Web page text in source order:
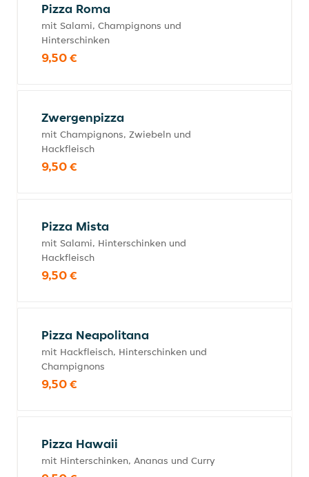
Pizza Roma
mit Salami, Champignons und
Hinterschinken
9,50 €
Zwergenpizza
mit Champignons, Zwiebeln und
Hackfleisch
9,50 €
Pizza Mista
mit Salami, Hinterschinken und
Hackfleisch
9,50 €
Pizza Neapolitana
mit Hackfleisch, Hinterschinken und
Champignons
9,50 €
Pizza Hawaii
mit Hinterschinken, Ananas und Curry